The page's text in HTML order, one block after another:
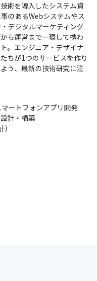
術を導入したシステム資
のあるWebシステムやス
デジタルマーケティング
ら運営まで一環して携わ
。エンジニア・デザイナ
ちが1つのサービスを作り
う、最新の技術研究に注
ートフォンアプリ開発
計・構築